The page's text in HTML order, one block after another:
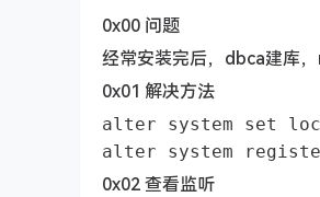
0x00 问题
经常安装完后，dbca建库
0x01 解决方法
alter system set
alter system
0x02 查看监听